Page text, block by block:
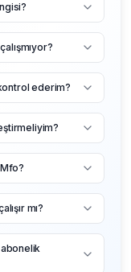
ederim?
mı?